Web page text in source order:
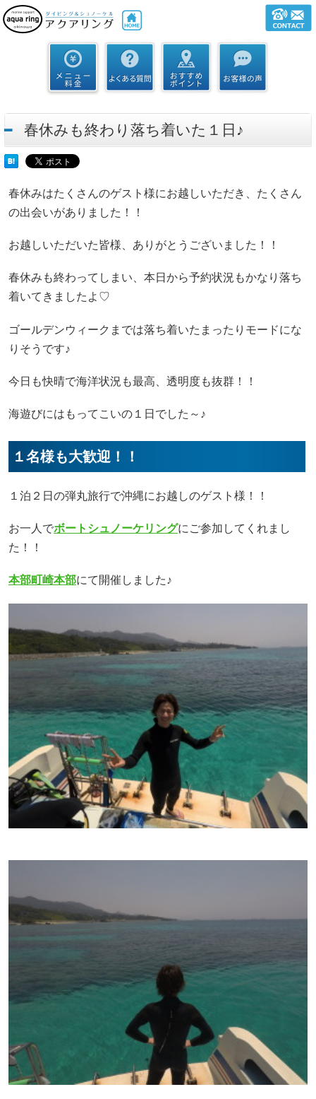
春休みも終わり落ち着いた１日♪
春休みはたくさんのゲスト様にお越しいただき、たくさん
の出会いがありました！！
お越しいただいた皆様、ありがとうございました！！
春休みも終わってしまい、本日から予約状況もかなり落ち
着いてきましたよ♡
ゴールデンウィークまでは落ち着いたまったりモードにな
りそうです♪
今日も快晴で海洋状況も最高、透明度も抜群！！
海遊びにはもってこいの１日でした～♪
１名様も大歓迎！！
１泊２日の弾丸旅行で沖縄にお越しのゲスト様！！
お一人でボートシュノーケリングにご参加してくれまし
た！！
本部町崎本部にて開催しました♪